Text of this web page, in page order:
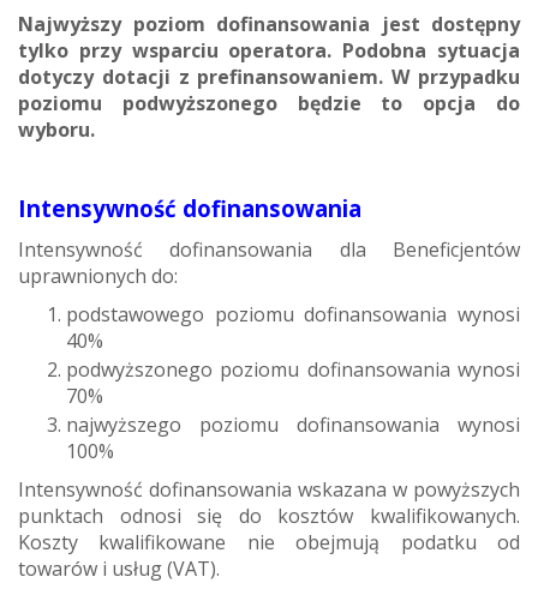
Najwyższy poziom dofinansowania jest dostępny
tylko przy wsparciu operatora. Podobna sytuacja
dotyczy dotacji z prefinansowaniem. W przypadku
poziomu podwyższonego będzie to opcja do
wyboru.
Intensywność dofinansowania
Intensywność dofinansowania dla Beneficjentów
uprawnionych do:
podstawowego poziomu dofinansowania wynosi
40%
podwyższonego poziomu dofinansowania wynosi
70%
najwyższego poziomu dofinansowania wynosi
100%
Intensywność dofinansowania wskazana w powyższych
punktach odnosi się do kosztów kwalifikowanych.
Koszty kwalifikowane nie obejmują podatku od
towarów i usług (VAT).